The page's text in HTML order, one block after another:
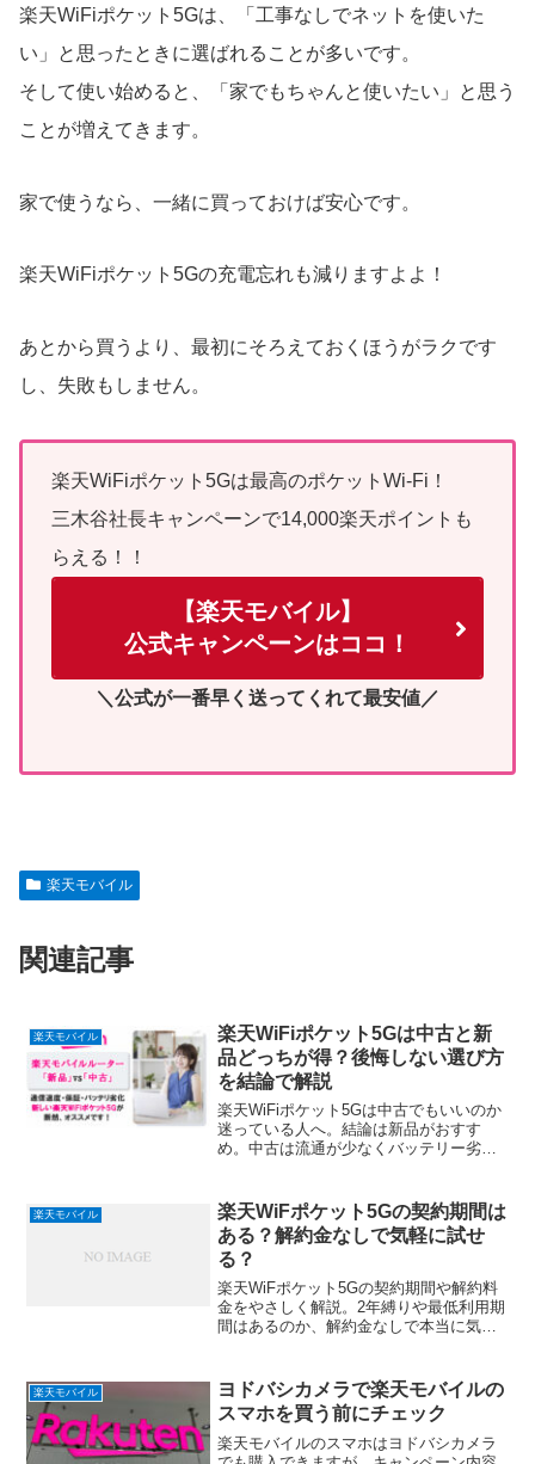
楽天WiFiポケット5Gは、「工事なしでネットを使いた
い」と思ったときに選ばれることが多いです。
そして使い始めると、「家でもちゃんと使いたい」と思う
ことが増えてきます。
家で使うなら、一緒に買っておけば安心です。
楽天WiFiポケット5Gの充電忘れも減りますよよ！
あとから買うより、最初にそろえておくほうがラクです
し、失敗もしません。
楽天WiFiポケット5Gは最高のポケットWi-Fi！
三木谷社長キャンペーンで14,000楽天ポイントも
らえる！！
【楽天モバイル】
公式キャンペーンはココ！
＼公式が一番早く送ってくれて最安値／
楽天モバイル
関連記事
楽天モバイル
楽天WiFiポケット5Gは中古と新
品どっちが得？後悔しない選び方
を結論で解説
楽天WiFiポケット5Gは中古でもいいのか
迷っている人へ。結論は新品がおすす
め。中古は流通が少なくバッテリー劣化
す。
楽天モバイル
楽天WiFポケット5Gの契約期間は
ある？解約金なしで気軽に試せ
る？
楽天WiFポケット5Gの契約期間や解約料
金をやさしく解説。2年縛りや最低利用期
間はあるのか、解約金なしで本当に気軽
楽天モバイル
ヨドバシカメラで楽天モバイルの
スマホを買う前にチェック
楽天モバイルのスマホはヨドバシカメラ